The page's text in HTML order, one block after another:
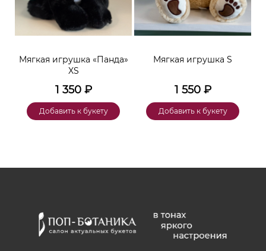
Мягкая игрушка «Панда»
XS
1 350₽
Добавить к букету
Мягкая игрушка S
1 550₽
Добавить к букету